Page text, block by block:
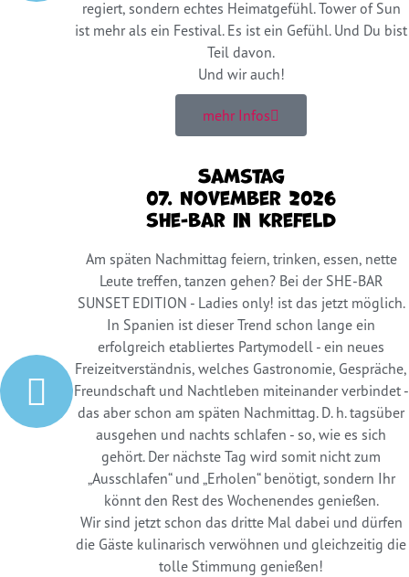
regiert, sondern echtes Heimatgefühl. Tower of Sun
ist mehr als ein Festival. Es ist ein Gefühl. Und Du bist
Teil davon.
Und wir auch!
mehr Infos
Samstag
07. November 2026
she-bar in Krefeld
Am späten Nachmittag feiern, trinken, essen, nette
Leute treffen, tanzen gehen? Bei der SHE-BAR
SUNSET EDITION - Ladies only! ist das jetzt möglich.
In Spanien ist dieser Trend schon lange ein
erfolgreich etabliertes Partymodell - ein neues
Freizeitverständnis, welches Gastronomie, Gespräche,
Freundschaft und Nachtleben miteinander verbindet -
das aber schon am späten Nachmittag. D. h. tagsüber
ausgehen und nachts schlafen - so, wie es sich
gehört. Der nächste Tag wird somit nicht zum
„Ausschlafen“ und „Erholen“ benötigt, sondern Ihr
könnt den Rest des Wochenendes genießen.
Wir sind jetzt schon das dritte Mal dabei und dürfen
die Gäste kulinarisch verwöhnen und gleichzeitig die
tolle Stimmung genießen!